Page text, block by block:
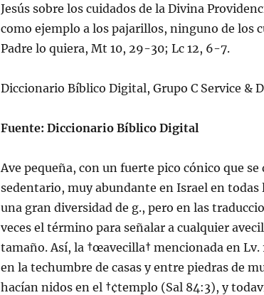
Jesús sobre los cuidados de la Divina
como ejemplo a los pajarillos, ninguno de los
Padre lo quiera, Mt 10, 29-30; Lc 12, 6-7.
Diccionario Bí­blico Digital, Grupo C Service &
Fuente: Diccionario Bíblico Digital
Ave pequeña, con un fuerte pico cónico que
sedentario, muy abundante en Israel en todas
una gran diversidad de g., pero en las
veces el término para señalar a cualquier
tamaño. Así­, la †œavecilla† mencionada en Lv.
en la techumbre de casas y entre piedras de
hací­an nidos en el †¢templo (Sal 84:3), y